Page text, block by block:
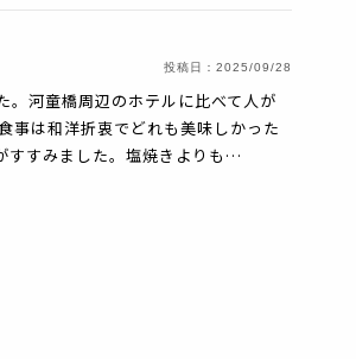
投稿日： 2025/09/28
。河童橋周辺のホテルに比べて人が
事は和洋折衷でどれも美味しかった
すすみました。塩焼きよりも…